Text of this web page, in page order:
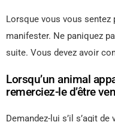
Lorsque vous vous
manifester. Ne paniquez
suite. Vous devez avoir
Lorsqu’un animal
remerciez-le d’être
Demandez-lui s’il s’agit